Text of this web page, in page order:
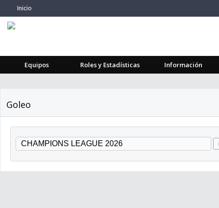
Inicio
Equipos Roles y Estadísticas Información
Goleo